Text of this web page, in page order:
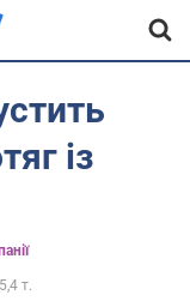
із
5,4 т.